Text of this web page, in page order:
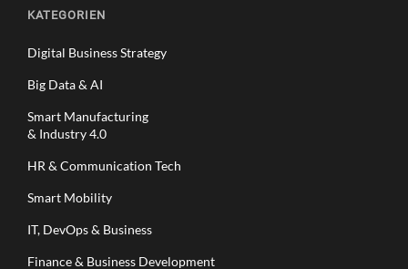
KATEGORIEN
Digital Business Strategy
Big Data & AI
Smart Manufacturing
& Industry 4.0
HR & Communication Tech
Smart Mobility
IT, DevOps & Business
Finance & Business Development